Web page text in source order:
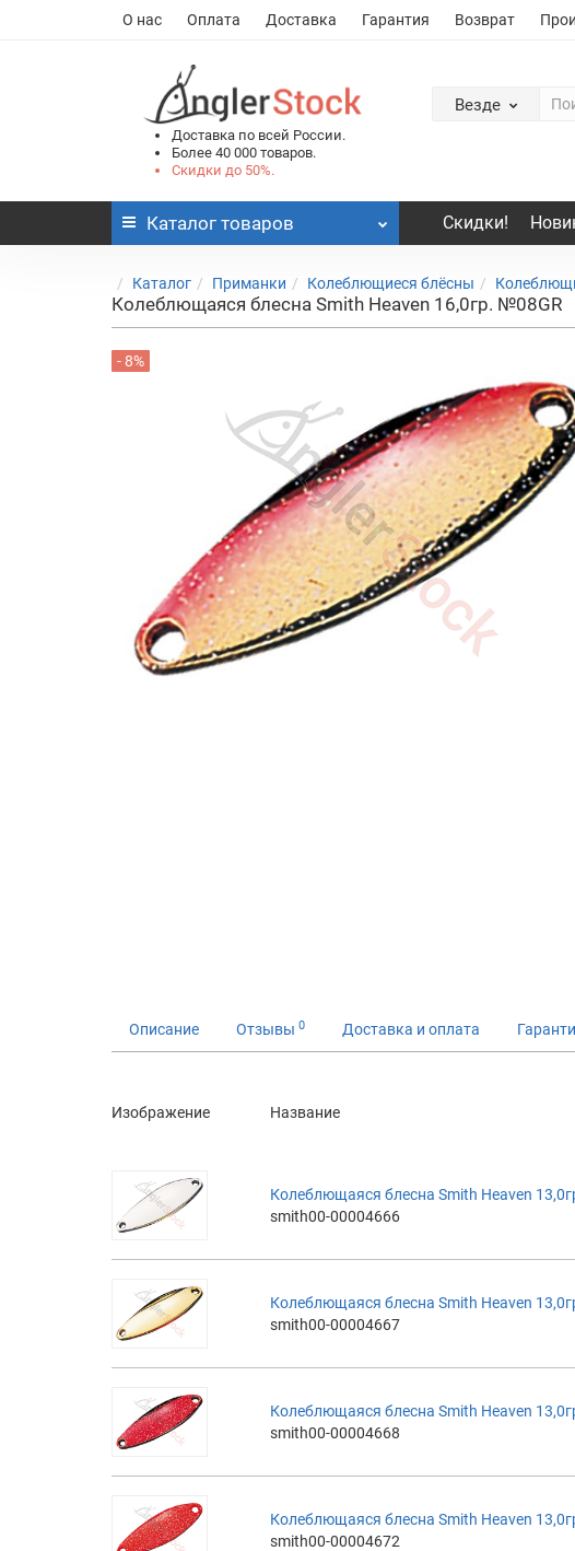
О нас Оплата Доставка Гарантия Возврат
Доставка по всей России.
Более 40 000 товаров.
Скидки до 50%.
Везде
Каталог товаров Скидки!
Каталог Приманки Колеблющиеся блёсны
Колеблющаяся блесна Smith Heaven 16,0гр. №08GR
- 8%
Описание Отзывы 0 Доставка и оплата
Изображение Название
Колеблющаяся блесна Smith Heaven
smith00-00004666
Колеблющаяся блесна Smith Heaven
smith00-00004667
Колеблющаяся блесна Smith Heaven
smith00-00004668
Колеблющаяся блесна Smith Heaven
smith00-00004672